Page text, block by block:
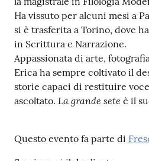
Ha vissuto per alcuni mesi a
si è trasferita a Torino, dove
in Scrittura e Narrazione.
Appassionata di arte,
Erica ha sempre coltivato il
storie capaci di restituire
ascoltato. La grande sete è il
Questo evento fa parte di